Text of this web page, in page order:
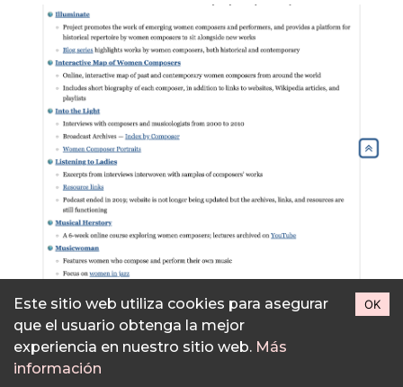
Este sitio web utiliza cookies para asegurar
que el usuario obtenga la mejor
experiencia en nuestro sitio web. Más
información
OK